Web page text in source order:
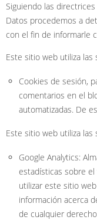
Siguiendo las
Datos procedemos a
con el fin de informarle
Este sitio web utiliza las
Cookies de sesión,
comentarios en el
automatizadas. De
Este sitio web utiliza las
Google Analytics:
estadísticas sobre el
utilizar este sitio
información acerca
de cualquier